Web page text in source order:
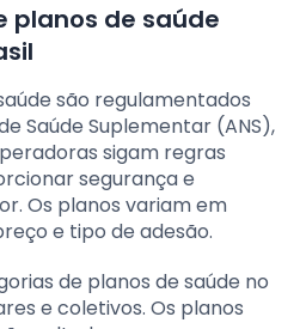
planos de saúde
são regulamentados
Saúde Suplementar (ANS),
sigam regras
segurança e
Os planos variam em
e tipo de adesão.
de planos de saúde no
e coletivos. Os planos